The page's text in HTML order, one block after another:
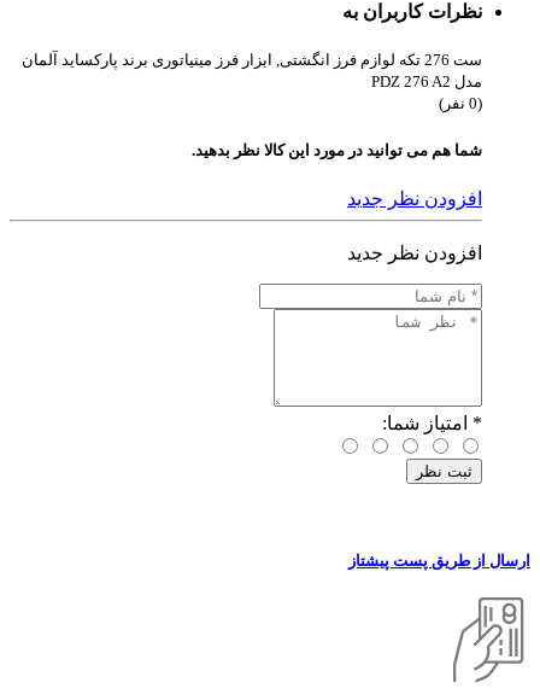
نظرات کاربران به
ست 276 تکه لوازم فرز انگشتی, ابزار فرز مینیاتوری برند پارکساید آلمان
مدل PDZ 276 A2
(0 نفر)
شما هم می توانید در مورد این کالا نظر بدهید.
افزودن نظر جدید
افزودن نظر جدید
* امتیاز شما:
ارسال از طریق پست پیشتاز